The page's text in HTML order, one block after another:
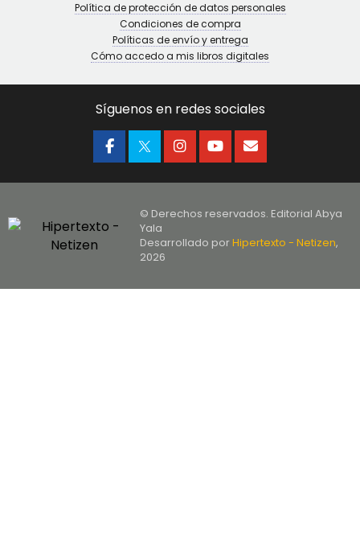
Política de protección de datos personales
Condiciones de compra
Políticas de envío y entrega
Cómo accedo a mis libros digitales
Síguenos en redes sociales
© Derechos reservados. Editorial Abya
Yala
Desarrollado porHipertexto - Netizen,
2026